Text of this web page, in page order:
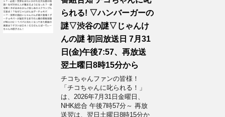
られる! ▽ハンバーガーの
謎▽渋谷の謎▽じゃんけ
んの謎 初回放送日 7月31
日(金)午後7:57、再放送
翌土曜日8時15分から
チコちゃんファンの皆様！
「チコちゃんに叱られる！」​
は、2026年7月31日金曜日、
NHK総合 午後7時57分～ 再放
送翌は、翌日土曜日8時15分か